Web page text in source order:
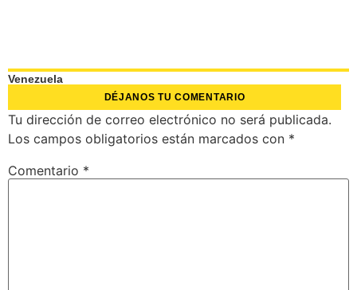
Venezuela
DÉJANOS TU COMENTARIO
Tu dirección de correo electrónico no será publicada.
Los campos obligatorios están marcados con *
Comentario *